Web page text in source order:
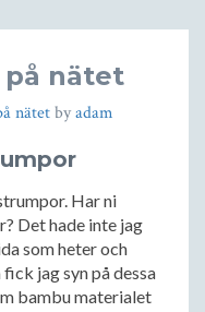
nätet
nätetbyadam
Har ni
Det hade inte jag
som heter och
jag syn på dessa
bambu materialet